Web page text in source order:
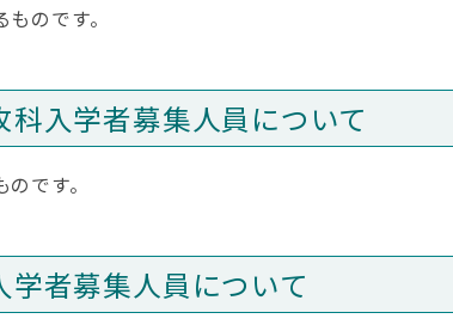
のです。
入学者募集人員について
です。
者募集人員について